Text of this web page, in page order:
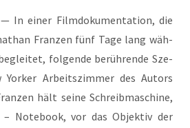
— In einer Film­do­ku­men­ta­ti­on, die
Fran­zen fünf Tage lang wäh­
fol­gen­de berüh­ren­de Sze­
Arbeits­zim­mer des Autors
hält sei­ne Schreib­ma­schi­ne,
Note­book, vor das Objek­tiv der